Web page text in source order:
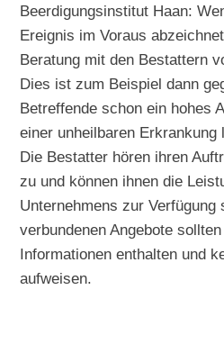
Beerdigungsinstitut Haan:
Ereignis im Voraus
Beratung mit den Bestattern
Dies ist zum Beispiel dann
Betreffende schon ein hohes
einer unheilbaren Erkrankung
Die Bestatter hören ihren
zu und können ihnen die
Unternehmens zur
verbundenen Angebote
Informationen enthalten und
aufweisen.